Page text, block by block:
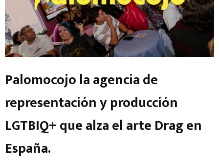
Palomocojo la agencia de
representación y producción
LGTBIQ+ que alza el arte Drag en
España.